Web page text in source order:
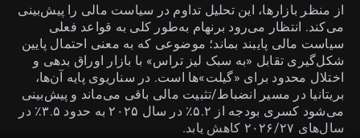
از منظر بازارها، این تحلیل تداوم در سیاست مالی را پیش‌بینی
می‌کند. انتظار می‌رود برنهام به‌طور کلی به قواعد فعلی
سیاست مالی پایبند بماند؛ موضوعی که به معنی احتمال پایین
شکل‌گیری تقابل «به سبک لیز تراس» با بازار اوراق بدهی و
اختلال محدود برای «گیلت»ها است. در سناریوی پایه آن‌ها،
بریتانیا در مسیر انضباط/تثبیت مالی باقی می‌ماند و پیش‌بینی
می‌شود کسری بودجه از ۵.۲٪ در سال ۲۰۲۵ به حدود ۳.۵٪ در
سال‌های ۲۰۲۶/۲۷ کاهش یابد.